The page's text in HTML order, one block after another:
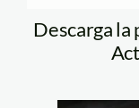
Descarga la